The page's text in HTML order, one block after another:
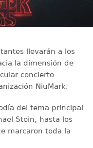
llevarán a los
la dimensión de
concierto
NiuMark.
del tema principal
Stein, hasta los
marcaron toda la